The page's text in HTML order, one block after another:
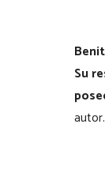
Su
autor.